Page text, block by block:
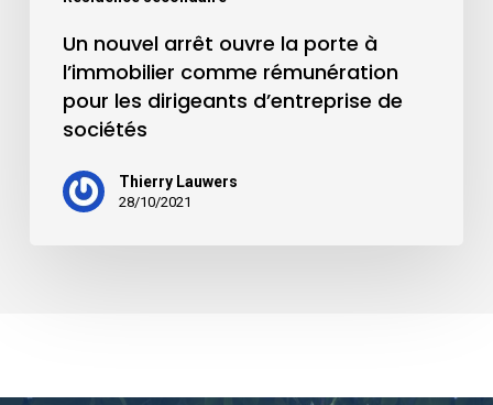
Un nouvel arrêt ouvre la porte à
l’immobilier comme rémunération
pour les dirigeants d’entreprise de
sociétés
Thierry Lauwers
28/10/2021